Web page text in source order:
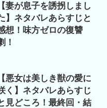
【妻が息子を誘拐しまし
】ネタバレあらすじと
想！味方ゼロの復讐
！
【悪女は美しき獣の愛に
く】ネタバレあらすじ
見どころ！最終回・結